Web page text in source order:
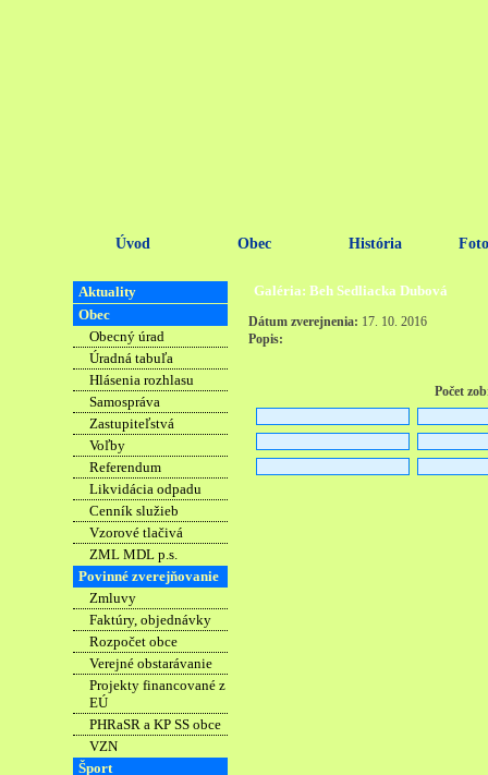
Úvod Obec História
Aktuality
Obec
Obecný úrad
Úradná tabuľa
Hlásenia rozhlasu
Samospráva
Zastupiteľstvá
Voľby
Referendum
Likvidácia odpadu
Cenník služieb
Vzorové tlačivá
ZML MDL p.s.
Povinné zverejňovanie
Zmluvy
Faktúry, objednávky
Rozpočet obce
Verejné obstarávanie
Projekty financované z
EÚ
PHRaSR a KP SS obce
VZN
Šport
Galéria: Beh Sedliacka Dubová
Dátum zverejnenia: 17. 10. 2016
Popis:
Počet